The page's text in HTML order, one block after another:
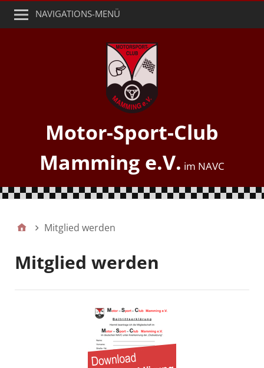
NAVIGATIONS-MENÜ
Motor-Sport-Club
Mamming e.V.
Mitglied werden
Mitglied werden